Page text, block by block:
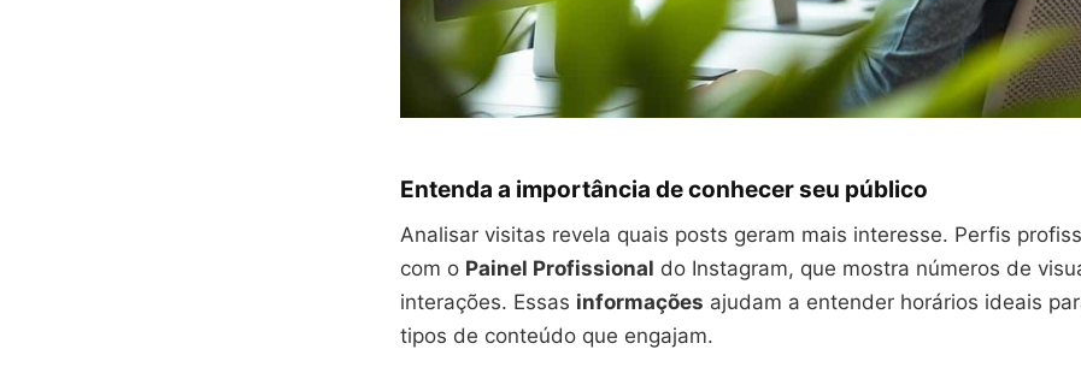
Entenda a importância de conhecer seu público
Analisar visitas revela quais posts geram mais interesse. Perfis
com o Painel Profissional do Instagram, que mostra números de
interações. Essas informações ajudam a entender horários ideais
tipos de conteúdo que engajam.